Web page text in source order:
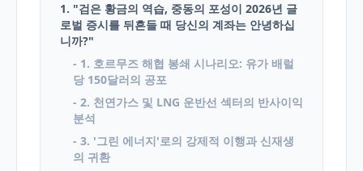
1. "검은 황금의 역습, 중동의 포성이 2026년 글
로벌 증시를 뒤흔들 때 당신의 계좌는 안녕하십
니까?"
- 1. 호르무즈 해협 봉쇄 시나리오: 유가 배럴
당 150달러의 공포
- 2. 천연가스 및 LNG 운반선 섹터의 반사이익
분석
- 3. '그린 에너지'로의 강제적 이행과 신재생
의 귀환